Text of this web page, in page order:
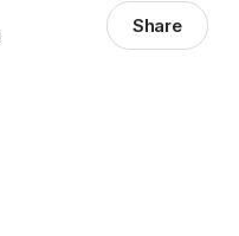
Share